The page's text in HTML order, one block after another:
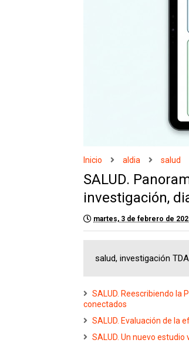
Inicio aldia salud
SALUD.
investigación,
martes, 3 de febrero de
salud, investigación
SALUD. Reescribiendo la
conectados
SALUD. Evaluación de la
SALUD. Un nuevo